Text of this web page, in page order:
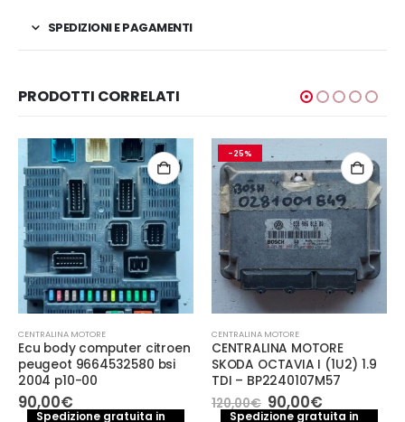
SPEDIZIONI E PAGAMENTI
PRODOTTI CORRELATI
CENTRALINA MOTORE
Ecu body computer citroen
peugeot 9664532580 bsi
2004 p10-00
90,00€
Spedizione gratuita in
-25%
CENTRALINA MOTORE
CENTRALINA MOTORE
SKODA OCTAVIA I (1U2) 1.9
TDI – BP2240107M57
120,00€ Il
prezzo
90,00€Il
prezzo
Spedizione gratuita in